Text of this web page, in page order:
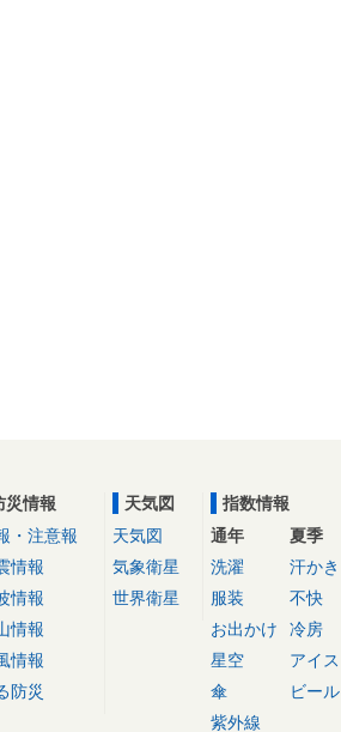
災情報
・注意報
情報
情報
情報
情報
防災
天気図
天気図
気象衛星
世界衛星
指数情報
通年
洗濯
服装
お出かけ
星空
傘
紫外線
夏季
汗かき
不快
冷房
アイス
ビール